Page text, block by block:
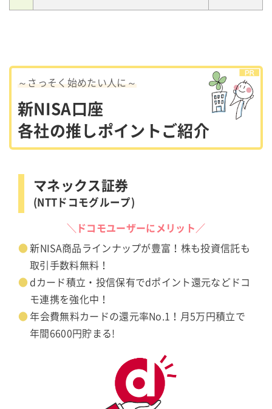
～さっそく始めたい人に～
新NISA口座
各社の推しポイントご紹介
マネックス証券
(NTTドコモグループ)
＼ドコモユーザーにメリット／
新NISA商品ラインナップが豊富！株も投資信託も
取引手数料無料！
dカード積立・投信保有でdポイント還元などドコ
モ連携を強化中！
年会費無料カードの還元率No.1！月5万円積立で
年間6600円貯まる!